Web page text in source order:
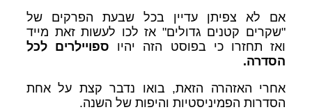
אם לא צפיתן עדיין בכל שבעת הפרקים של
"שקרים קטנים גדולים" אז לכו לעשות זאת מייד
ואז תחזרו כי בפוסט הזה יהיו ספויילרים לכל
הסדרה.
אחרי האזהרה הזאת, בואו נדבר קצת על אחת
הסדרות הפמיניסטיות והיפות של השנה.